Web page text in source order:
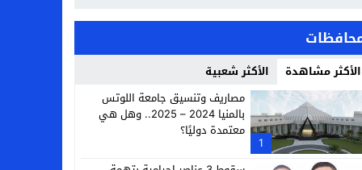
الأكثر مشاهدة الأكثر شعبية
1
مصاريف وتنسيق جامعة اللوتس
بالمنيا 2024 – 2025.. وهل هي
معتمدة دوليًا؟